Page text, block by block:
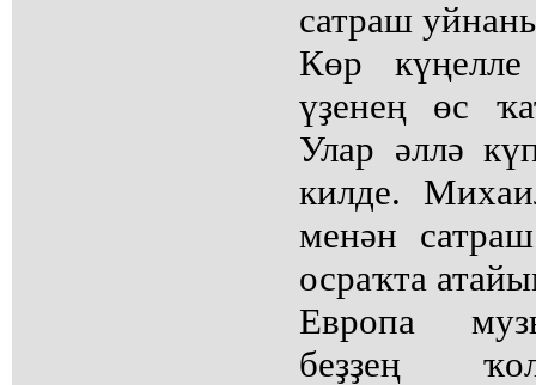
сатраш
Көр
үҙенең өс
Улар әллә
килде.
менән
осраҡта
Европа
беҙҙең